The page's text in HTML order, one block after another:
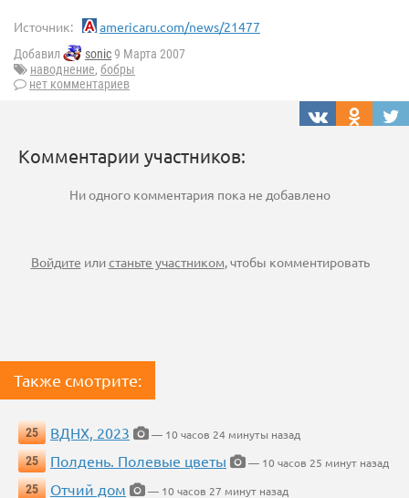
Источник: americaru.com/news/21477
Добавил sonic9 Марта 2007
наводнение, бобры
нет комментариев
Комментарии участников:
Ни одного комментария пока не добавлено
Войдите илистаньте участником, чтобы комментировать
Также смотрите:
25 ВДНХ, 2023
— 10 часов 24 минуты назад
25
Полдень. Полевые цветы
— 10 часов 25 минут назад
25
Отчий дом
— 10 часов 27 минут назад